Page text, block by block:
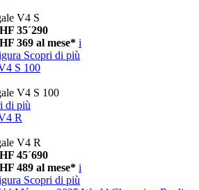
V4 S
35´290
369 al mese* i
Scopri di più
S 100
V4 S 100
di più
R
V4 R
45´690
489 al mese* i
Scopri di più